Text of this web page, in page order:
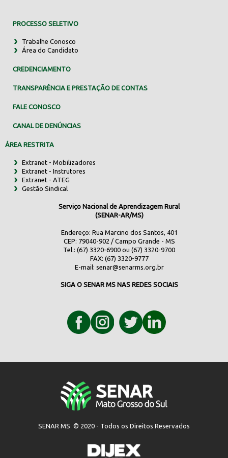
PROCESSO SELETIVO
Trabalhe Conosco
Área do Candidato
CREDENCIAMENTO
TRANSPARÊNCIA E PRESTAÇÃO DE CONTAS
FALE CONOSCO
CANAL DE DENÚNCIAS
ÁREA RESTRITA
Extranet - Mobilizadores
Extranet - Instrutores
Extranet - ATEG
Gestão Sindical
Serviço Nacional de Aprendizagem Rural
(SENAR-AR/MS)
Endereço: Rua Marcino dos Santos, 401
CEP: 79040-902 / Campo Grande - MS
Tel.: (67) 3320-6900 ou (67) 3320-9700
FAX: (67) 3320-9777
E-mail: senar@senarms.org.br
SIGA O SENAR MS NAS REDES SOCIAIS
SENAR MS © 2020 - Todos os Direitos Reservados